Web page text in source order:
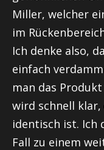
Miller, welcher
im
Ich denke also,
einfach
man das
wird schnell klar,
identisch ist. Ich
Fall zu einem